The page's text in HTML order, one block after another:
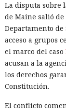
Otro operador
React2Shell en
vulnerables y
escáner rápido y
buscar
inicial contenía
apuntaban al
objetivos.
La disputa sobre
de Maine salió
Departamento de
acceso a grupos
el marco del caso
acusan a la
los derechos
Constitución.
El conflicto